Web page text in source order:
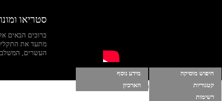
סטריאו ומונו
ברוכים הבאים
מתעד את
העשרים, המשלב
חיפוש מוסיקה
מידע נוסף
קטגוריות
הארכיון
רשימות
הרשימות שלי התחברות |הפעל מוסיקה ברקע